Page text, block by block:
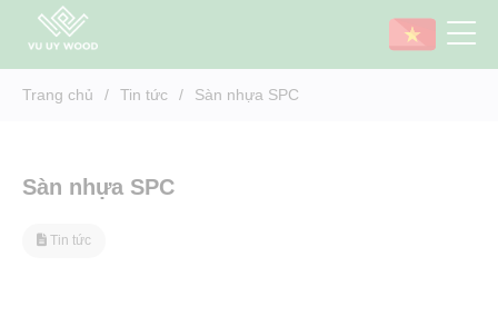
Trang chủ / Tin tức / Sàn nhựa SPC
Sàn nhựa SPC
Tin tức